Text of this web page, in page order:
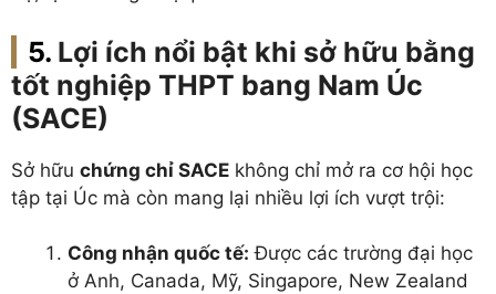
Lợi ích nổi bật khi sở hữu bằng
tốt nghiệp THPT bang Nam Úc
(SACE)
Sở hữu chứng chỉ SACE không chỉ mở ra cơ hội học
tập tại Úc mà còn mang lại nhiều lợi ích vượt trội:
Công nhận quốc tế: Được các trường đại học
ở Anh, Canada, Mỹ, Singapore, New Zealand